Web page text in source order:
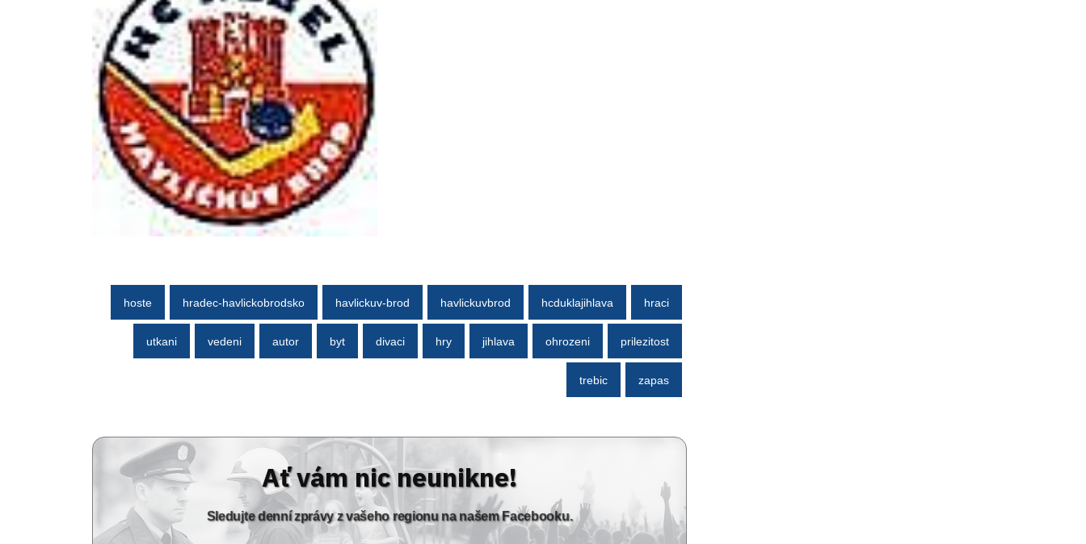
hoste hradec-havlickobrodsko havlickuv-brod havlickuvbrod hcduklajihlava hraci
utkani vedeni autor byt divaci hry jihlava ohrozeni prilezitost
trebic zapas
Ať vám nic neunikne!
Sledujte denní zprávy z vašeho regionu na našem Facebooku.